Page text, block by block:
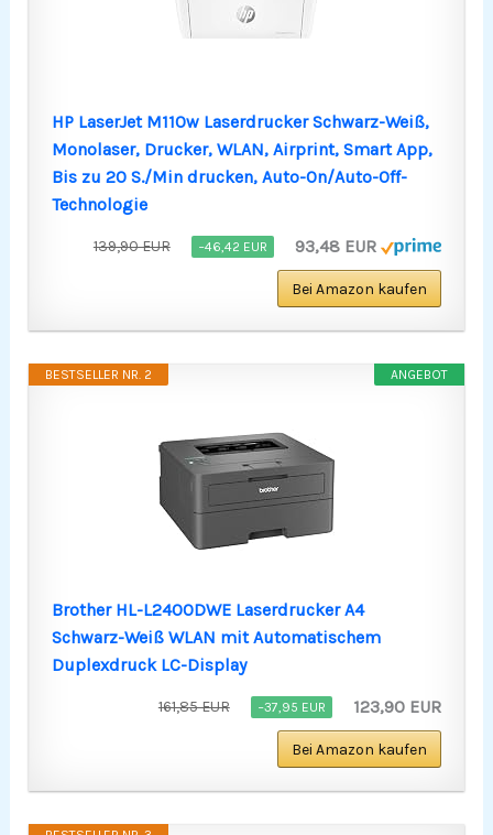
HP LaserJet M110w Laserdrucker Schwarz-Weiß,
Monolaser, Drucker, WLAN, Airprint, Smart App,
Bis zu 20 S./Min drucken, Auto-On/Auto-Off-
Technologie
139,90 EUR −46,42 EUR 93,48 EUR
Bei Amazon kaufen
ANGEBOT
BESTSELLER NR. 2
Brother HL-L2400DWE Laserdrucker A4
Schwarz-Weiß WLAN mit Automatischem
Duplexdruck LC-Display
161,85 EUR −37,95 EUR 123,90 EUR
Bei Amazon kaufen